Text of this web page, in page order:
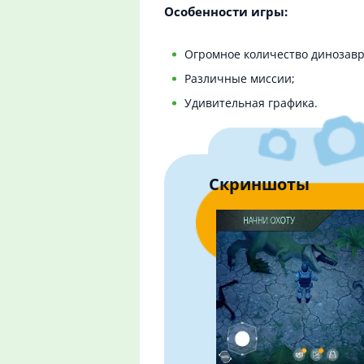
Особенности игры:
Огромное количество
Различные миссии;
Удивительная графика.
Скриншоты